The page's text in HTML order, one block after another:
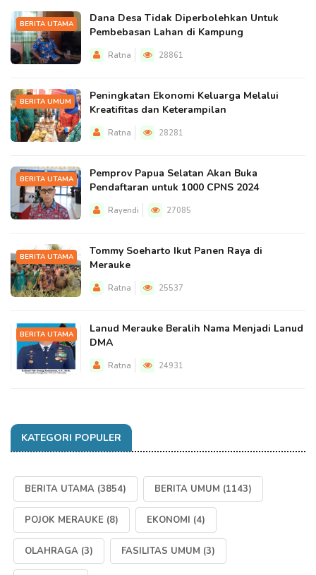
BERITA UTAMA
Dana Desa Tidak Diperbolehkan Untuk
Pembebasan Lahan di Kampung
Ratna 28861
BERITA UMUM
Peningkatan Ekonomi Keluarga Melalui
Kreatifitas dan Keterampilan
Ratna 28281
BERITA UTAMA
Pemprov Papua Selatan Akan Buka
Pendaftaran untuk 1000 CPNS 2024
Rayendi 27085
BERITA UTAMA
Tommy Soeharto Ikut Panen Raya di
Merauke
Ratna 25537
BERITA UTAMA
Lanud Merauke Beralih Nama Menjadi Lanud
DMA
Ratna 24931
KATEGORI POPULER
BERITA UTAMA (3854) BERITA UMUM (1143)
POJOK MERAUKE (8) EKONOMI (4)
OLAHRAGA (3) FASILITAS UMUM (3)